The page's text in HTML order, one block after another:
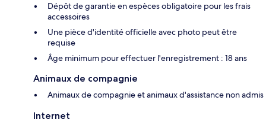
Dépôt de garantie en espèces obligatoire pour les frais
accessoires
Une pièce d'identité officielle avec photo peut être
requise
Âge minimum pour effectuer l'enregistrement : 18 ans
Animaux de compagnie
Animaux de compagnie et animaux d'assistance non admis
Internet